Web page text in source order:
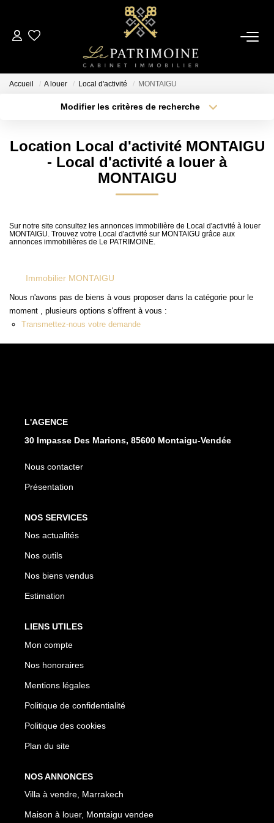
ACCUEIL
Ventes
Locations
ESTIMATION
CONTACT
Accueil A louer Local d'activité MONTAIGU
Modifier les critères de recherche
Sélectionnez...
Type de bien
Surface min
Location Local d'activité MONTAIGU
- Local d'activité a louer à
MONTAIGU
Sur notre site consultez les annonces immobilière de Local d'activité à louer
MONTAIGU. Trouvez votre Local d'activité sur MONTAIGU grâce aux
annonces immobilières de Le PATRIMOINE.
Immobilier MONTAIGU
Nous n'avons pas de biens à vous proposer dans la catégorie pour le
moment , plusieurs options s'offrent à vous :
Transmettez-nous votre demande
L'AGENCE
30 Impasse Des Marions, 85600 Montaigu-Vendée
Nous contacter
Présentation
NOS SERVICES
Nos actualités
Nos outils
Nos biens vendus
Estimation
LIENS UTILES
Mon compte
Nos honoraires
Mentions légales
Politique de confidentialité
Politique des cookies
Plan du site
NOS ANNONCES
Villa à vendre, Marrakech
Maison à louer, Montaigu vendee